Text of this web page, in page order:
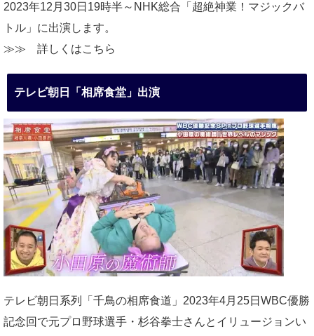
2023年12月30日19時半～NHK総合「超絶神業！マジックバ
トル」に出演します。
≫≫ 詳しくはこちら
テレビ朝日「相席食堂」出演
テレビ朝日系列「千鳥の相席食道」2023年4月25日WBC優勝
記念回で元プロ野球選手・杉谷拳士さんとイリュージョンい